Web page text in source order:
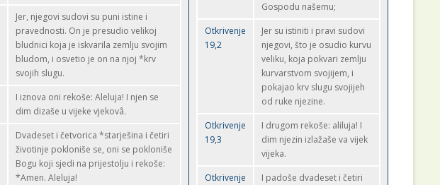
Jer, njegovi sudovi su puni istine i
pravednosti. On je presudio velikoj
bludnici koja je iskvarila zemlju svojim
bludom, i osvetio je on na njoj *krv
svojih slugu.
I iznova oni rekoše: Aleluja! I njen se
dim dizaše u vijeke vjekovâ.
Dvadeset i četvorica *starješina i četiri
životinje pokloniše se, oni se pokloniše
Bogu koji sjedi na prijestolju i rekoše:
*Amen. Aleluja!
Gospodu našemu;
Otkrivenje
19,2
Jer su istiniti i pravi sudovi
njegovi, što je osudio kurvu
veliku, koja pokvari zemlju
kurvarstvom svojijem, i
pokajao krv slugu svojijeh
od ruke njezine.
Otkrivenje
19,3
I drugom rekoše: aliluja! I
dim njezin izlažaše va vijek
vijeka.
Otkrivenje
I padoše dvadeset i četiri